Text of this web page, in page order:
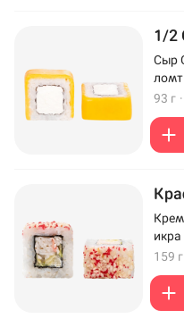
1/2
Сыр
93 г ·
159 г